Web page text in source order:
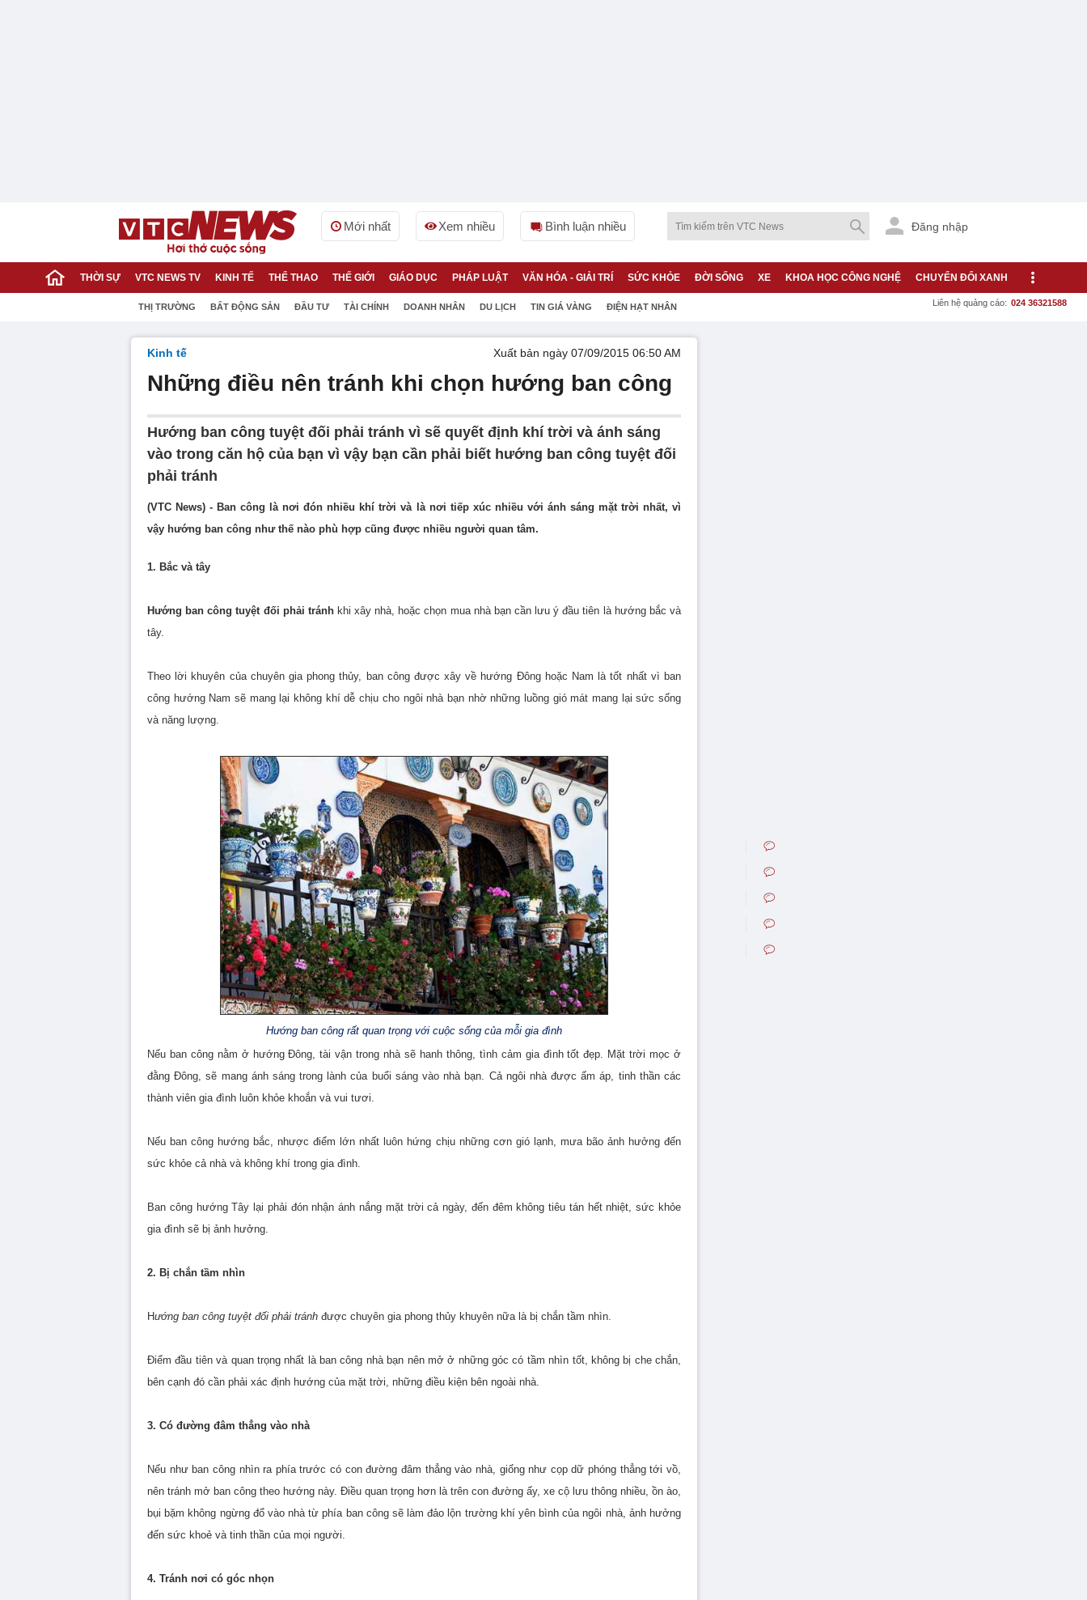
Mới nhất Xem nhiều Bình luận nhiều Đăng nhập
THỜI SỰ VTC NEWS TV KINH TẾ THỂ THAO THẾ GIỚI GIÁO DỤC PHÁP LUẬT VĂN HÓA - GIẢI TRÍ SỨC KHỎE ĐỜI SỐNG XE KHOA HỌC CÔNG NGHỆ CHUYỂN ĐỔI XANH
THỊ TRƯỜNG BẤT ĐỘNG SẢN ĐẦU TƯ TÀI CHÍNH DOANH NHÂN DU LỊCH TIN GIÁ VÀNG ĐIỆN HẠT NHÂN Liên hệ quảng cáo: 024 36321588
Kinh tế Xuất bản ngày 07/09/2015 06:50 AM
Những điều nên tránh khi chọn hướng ban công
Hướng ban công tuyệt đối phải tránh vì sẽ quyết định khí trời và ánh sáng
vào trong căn hộ của bạn vì vậy bạn cần phải biết hướng ban công tuyệt đối
phải tránh
(VTC News) - Ban công là nơi đón nhiều khí trời và là nơi tiếp xúc nhiều với ánh sáng mặt trời nhất, vì
vậy hướng ban công như thế nào phù hợp cũng được nhiều người quan tâm.
1. Bắc và tây
Hướng ban công tuyệt đối phải tránhkhi xây nhà, hoặc chọn mua nhà bạn cần lưu ý đầu tiên là hướng bắc và
tây.
Theo lời khuyên của chuyên gia phong thủy, ban công được xây về hướng Đông hoặc Nam là tốt nhất vì ban
công hướng Nam sẽ mang lại không khí dễ chịu cho ngôi nhà bạn nhờ những luồng gió mát mang lại sức sống
và năng lượng.
Hướng ban công rất quan trọng với cuộc sống của mỗi gia đình
Nếu ban công nằm ở hướng Đông, tài vận trong nhà sẽ hanh thông, tình cảm gia đình tốt đẹp. Mặt trời mọc ở
đằng Đông, sẽ mang ánh sáng trong lành của buổi sáng vào nhà bạn. Cả ngôi nhà được ấm áp, tinh thần các
thành viên gia đình luôn khỏe khoắn và vui tươi.
Nếu ban công hướng bắc, nhược điểm lớn nhất luôn hứng chịu những cơn gió lạnh, mưa bão ảnh hưởng đến
sức khỏe cả nhà và không khí trong gia đình.
Ban công hướng Tây lại phải đón nhận ánh nắng mặt trời cả ngày, đến đêm không tiêu tán hết nhiệt, sức khỏe
gia đình sẽ bị ảnh hưởng.
2. Bị chắn tầm nhìn
Hướng ban công tuyệt đối phải tránh được chuyên gia phong thủy khuyên nữa là bị chắn tầm nhìn.
Điểm đầu tiên và quan trọng nhất là ban công nhà bạn nên mở ở những góc có tầm nhìn tốt, không bị che chắn,
bên cạnh đó cần phải xác định hướng của mặt trời, những điều kiện bên ngoài nhà.
3. Có đường đâm thẳng vào nhà
Nếu như ban công nhìn ra phía trước có con đường đâm thẳng vào nhà, giống như cọp dữ phóng thẳng tới vồ,
nên tránh mở ban công theo hướng này. Điều quan trọng hơn là trên con đường ấy, xe cộ lưu thông nhiều, ồn ào,
bụi bặm không ngừng đổ vào nhà từ phía ban công sẽ làm đảo lộn trường khí yên bình của ngôi nhà, ảnh hưởng
đến sức khoẻ và tinh thần của mọi người.
4. Tránh nơi có góc nhọn